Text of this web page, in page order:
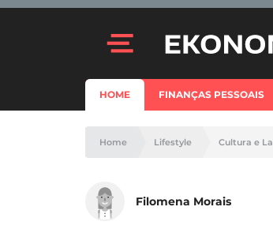
HOME FINANÇAS PESSOAIS
Home Lifestyle Cultura e
Filomena Morais